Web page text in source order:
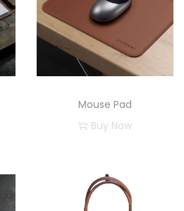
Mouse Pad
Buy Now